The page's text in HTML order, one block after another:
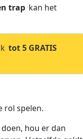
trap kan het
tot 5 GRATIS
rol spelen.
hou er dan